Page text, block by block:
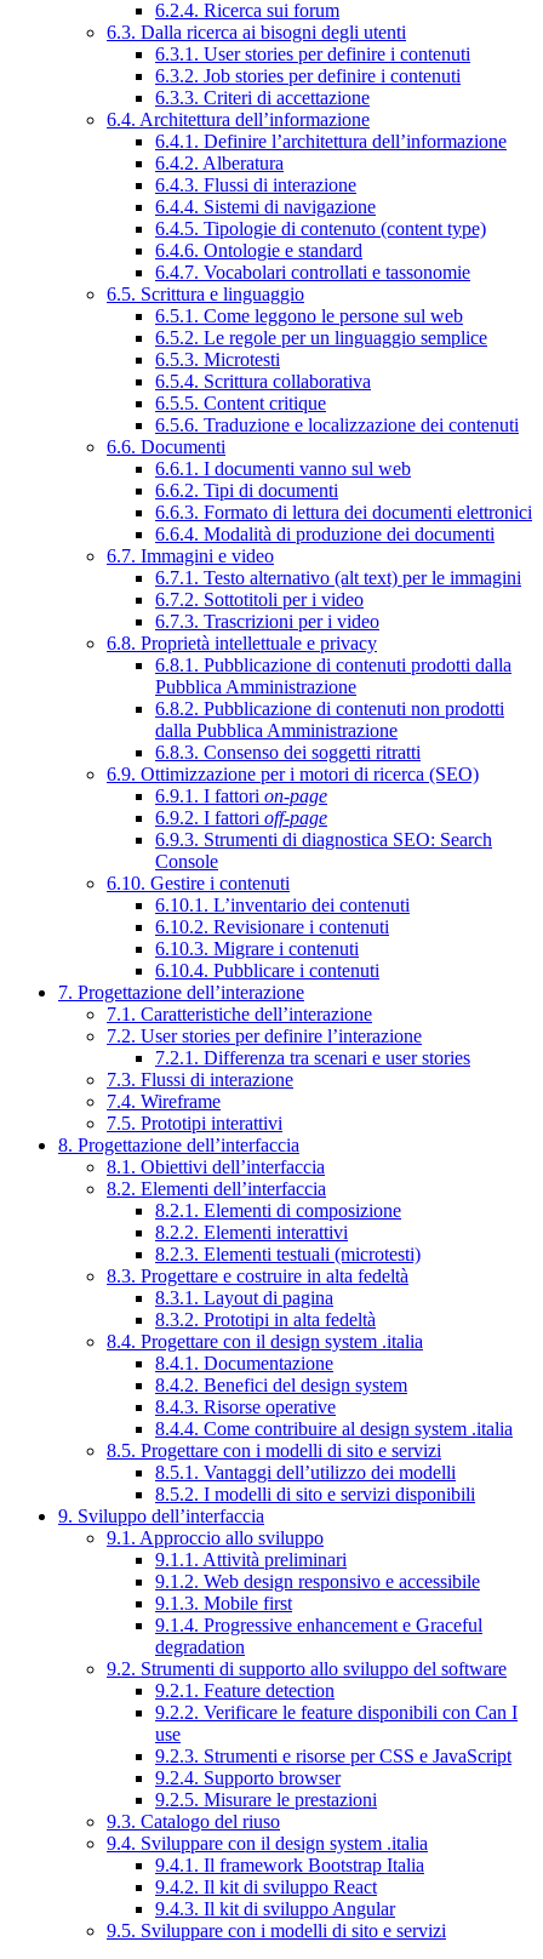
6.2.4. Ricerca sui forum
6.3. Dalla ricerca ai bisogni degli utenti
6.3.1. User stories per definire i contenuti
6.3.2. Job stories per definire i contenuti
6.3.3. Criteri di accettazione
6.4. Architettura dell’informazione
6.4.1. Definire l’architettura dell’informazione
6.4.2. Alberatura
6.4.3. Flussi di interazione
6.4.4. Sistemi di navigazione
6.4.5. Tipologie di contenuto (content type)
6.4.6. Ontologie e standard
6.4.7. Vocabolari controllati e tassonomie
6.5. Scrittura e linguaggio
6.5.1. Come leggono le persone sul web
6.5.2. Le regole per un linguaggio semplice
6.5.3. Microtesti
6.5.4. Scrittura collaborativa
6.5.5. Content critique
6.5.6. Traduzione e localizzazione dei contenuti
6.6. Documenti
6.6.1. I documenti vanno sul web
6.6.2. Tipi di documenti
6.6.3. Formato di lettura dei documenti elettronici
6.6.4. Modalità di produzione dei documenti
6.7. Immagini e video
6.7.1. Testo alternativo (alt text) per le immagini
6.7.2. Sottotitoli per i video
6.7.3. Trascrizioni per i video
6.8. Proprietà intellettuale e privacy
6.8.1. Pubblicazione di contenuti prodotti dalla
Pubblica Amministrazione
6.8.2. Pubblicazione di contenuti non prodotti
dalla Pubblica Amministrazione
6.8.3. Consenso dei soggetti ritratti
6.9. Ottimizzazione per i motori di ricerca (SEO)
6.9.1. I fattori on-page
6.9.2. I fattori off-page
6.9.3. Strumenti di diagnostica SEO: Search
Console
6.10. Gestire i contenuti
6.10.1. L’inventario dei contenuti
6.10.2. Revisionare i contenuti
6.10.3. Migrare i contenuti
6.10.4. Pubblicare i contenuti
7. Progettazione dell’interazione
7.1. Caratteristiche dell’interazione
7.2. User stories per definire l’interazione
7.2.1. Differenza tra scenari e user stories
7.3. Flussi di interazione
7.4. Wireframe
7.5. Prototipi interattivi
8. Progettazione dell’interfaccia
8.1. Obiettivi dell’interfaccia
8.2. Elementi dell’interfaccia
8.2.1. Elementi di composizione
8.2.2. Elementi interattivi
8.2.3. Elementi testuali (microtesti)
8.3. Progettare e costruire in alta fedeltà
8.3.1. Layout di pagina
8.3.2. Prototipi in alta fedeltà
8.4. Progettare con il design system .italia
8.4.1. Documentazione
8.4.2. Benefici del design system
8.4.3. Risorse operative
8.4.4. Come contribuire al design system .italia
8.5. Progettare con i modelli di sito e servizi
8.5.1. Vantaggi dell’utilizzo dei modelli
8.5.2. I modelli di sito e servizi disponibili
9. Sviluppo dell’interfaccia
9.1. Approccio allo sviluppo
9.1.1. Attività preliminari
9.1.2. Web design responsivo e accessibile
9.1.3. Mobile first
9.1.4. Progressive enhancement e Graceful
degradation
9.2. Strumenti di supporto allo sviluppo del software
9.2.1. Feature detection
9.2.2. Verificare le feature disponibili con Can I
use
9.2.3. Strumenti e risorse per CSS e JavaScript
9.2.4. Supporto browser
9.2.5. Misurare le prestazioni
9.3. Catalogo del riuso
9.4. Sviluppare con il design system .italia
9.4.1. Il framework Bootstrap Italia
9.4.2. Il kit di sviluppo React
9.4.3. Il kit di sviluppo Angular
9.5. Sviluppare con i modelli di sito e servizi